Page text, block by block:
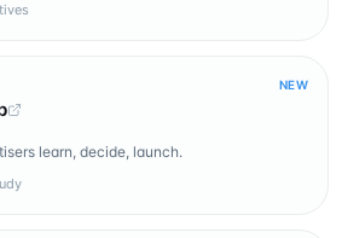
NEW
learn, decide, launch.